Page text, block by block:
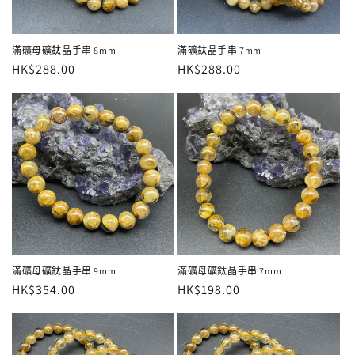
滿礦母礦鈦晶手串 8mm
定
價
HK$288.00
滿礦鈦晶手串 7mm
定
價
HK$288.00
滿礦母礦鈦晶手串 9mm
定
價
HK$354.00
滿礦母礦鈦晶手串 7mm
定
價
HK$198.00